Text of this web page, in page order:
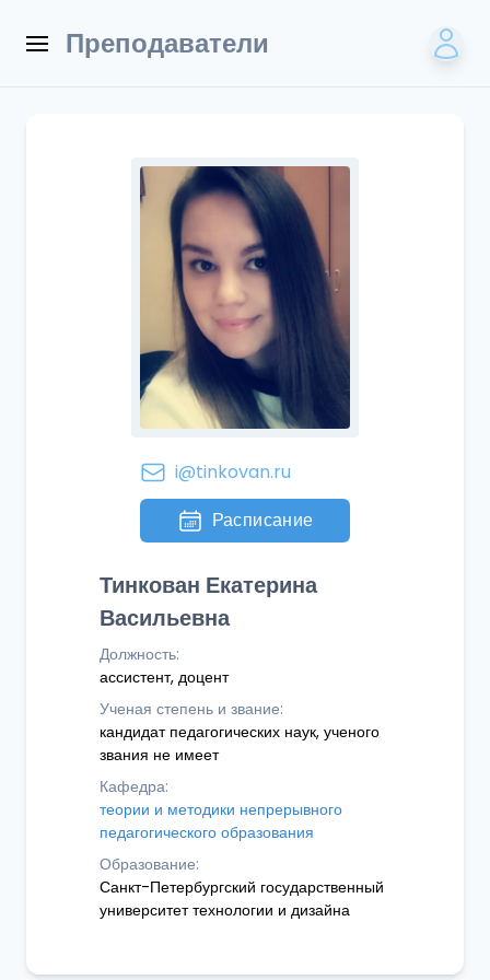
Преподаватели
i@tinkovan.ru
Расписание
Тинкован Екатерина
Васильевна
Должность:
ассистент, доцент
Ученая степень и звание:
кандидат педагогических наук, ученого
звания не имеет
Кафедра:
теории и методики непрерывного
педагогического образования
Образование:
Санкт-Петербургский государственный
университет технологии и дизайна